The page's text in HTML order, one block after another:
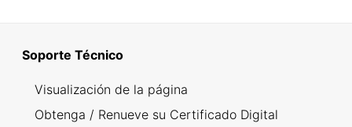
Soporte Técnico
Visualización de la página
Obtenga / Renueve su Certificado Digital